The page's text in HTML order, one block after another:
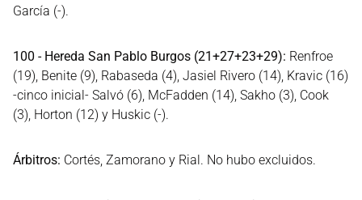
García (-).
100 - Hereda San Pablo Burgos (21+27+23+29): Renfroe
(19), Benite (9), Rabaseda (4), Jasiel Rivero (14), Kravic (16)
-cinco inicial- Salvó (6), McFadden (14), Sakho (3), Cook
(3), Horton (12) y Huskic (-).
Árbitros: Cortés, Zamorano y Rial. No hubo excluidos.